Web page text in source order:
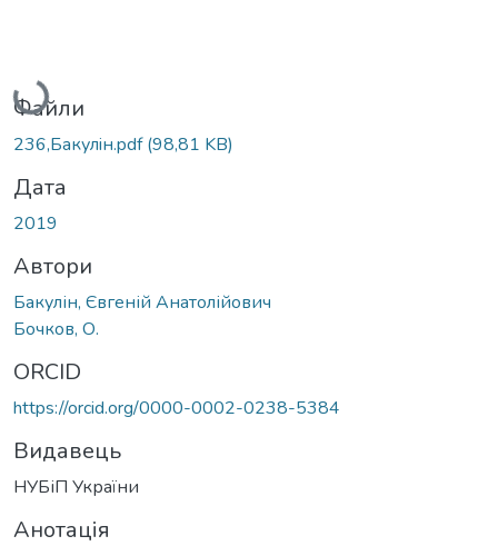
Вантажиться...
Файли
236,Бакулiн.pdf(98,81 KB)
Дата
2019
Автори
Бакулін, Євгеній Анатолійович
Бочков, О.
ORCID
https://orcid.org/0000-0002-0238-5384
Видавець
НУБіП України
Анотація